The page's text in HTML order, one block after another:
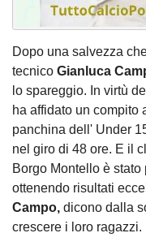
Dopo una salvezza
tecnico Gianluca
lo spareggio. In virtù
ha affidato un compito
panchina dell' Under
nel giro di 48 ore. E il
Borgo Montello è
ottenendo risultati
Campo, dicono dalla
crescere i loro ragazzi.